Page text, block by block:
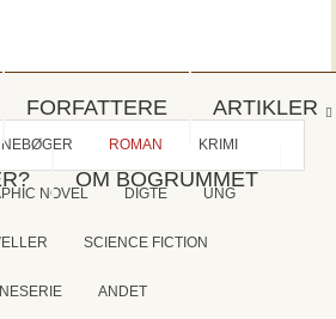
FORFATTERE ARTIKLER
OM BOGRUMMET
ROMAN KRIMI
NOVEL DIGTE UNG
SCIENCE FICTION
ANDET